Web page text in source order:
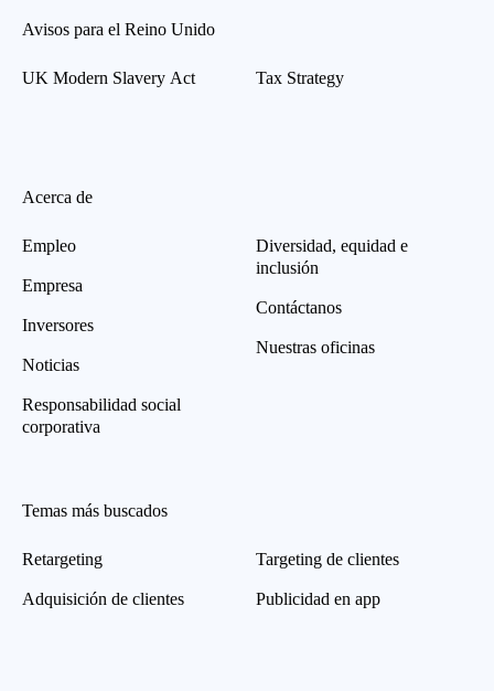
Avisos para el Reino Unido
UK Modern Slavery Act Tax Strategy
Acerca de
Empleo
Empresa
Inversores
Noticias
Responsabilidad social
corporativa
Diversidad, equidad e
inclusión
Contáctanos
Nuestras oficinas
Temas más buscados
Retargeting
Adquisición de clientes
Targeting de clientes
Publicidad en app